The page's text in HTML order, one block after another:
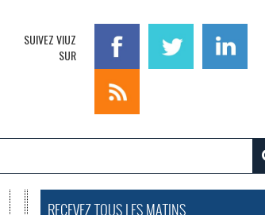
SUIVEZ VIUZ
SUR
RECEVEZ TOUS LES MATINS